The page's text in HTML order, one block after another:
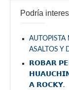
Podría
AUTOPISTA
ASALTOS Y
𝗥𝗢𝗕𝗔𝗥
𝗔 𝗥𝗢𝗖𝗞𝗬.